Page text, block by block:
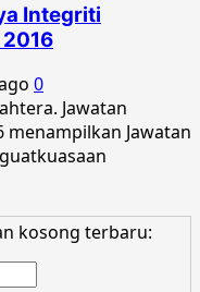
Integriti
0
Jawatan
menampilkan Jawatan
kosong terbaru: